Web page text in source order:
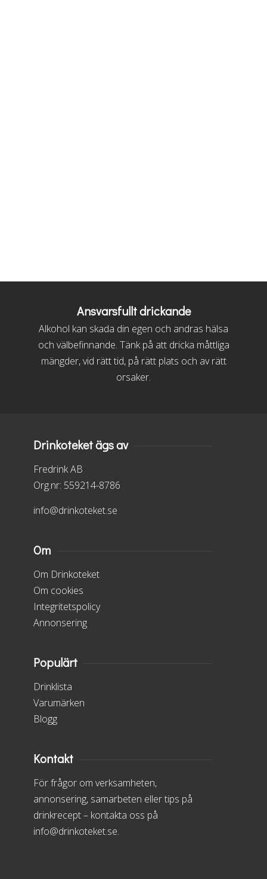
Ansvarsfullt drickande
Alkohol kan skada din egen och andras hälsa
och välbefinnande. Tänk på att dricka måttliga
mängder, vid rätt tid, på rätt plats och av rätt
orsaker.
Drinkoteket ägs av
Fredrink AB
Org.nr: 559214-8786
info@drinkoteket.se
Om
Om Drinkoteket
Om cookies
Integritetspolicy
Annonsering
Populärt
Drinklista
Varumärken
Blogg
Kontakt
För frågor om verksamheten,
annonsering, samarbeten eller tips på
drinkrecept – kontakta oss på
info@drinkoteket.se.